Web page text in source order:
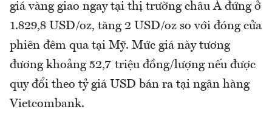
giá vàng giao ngay tại thị trường châu Á đứng ở
1.829,8 USD/oz, tăng 2 USD/oz so với đóng cửa
phiên đêm qua tại Mỹ. Mức giá này tương
đương khoảng 52,7 triệu đồng/lượng nếu được
quy đổi theo tỷ giá USD bán ra tại ngân hàng
Vietcombank.